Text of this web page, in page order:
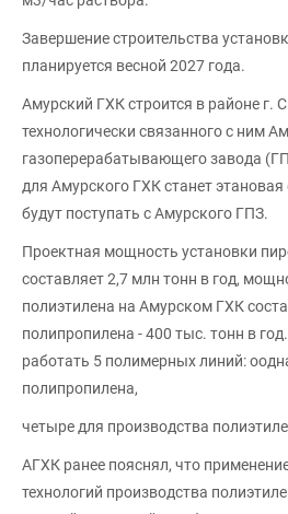
Завершение строительства
планируется весной 2027 года.
Амурский ГХК строится в районе г.
технологически связанного с ним
газоперерабатывающего завода
для Амурского ГХК станет
будут поступать с Амурского ГПЗ.
Проектная мощность установки
составляет 2,7 млн тонн в год,
полиэтилена на Амурском ГХК
полипропилена - 400 тыс. тонн в
работать 5 полимерных линий:
полипропилена,
четыре для производства
АГХК ранее пояснял, что
технологий производства